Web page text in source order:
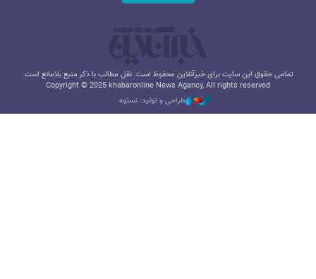
تمامی حقوق این سایت برای خبرآنلاین محفوظ است. نقل مطالب با ذکر منبع بلامانع است.
Copyright © 2025 khabaronline News Agancy, All rights reserved
طراحی و تولید: نستوه